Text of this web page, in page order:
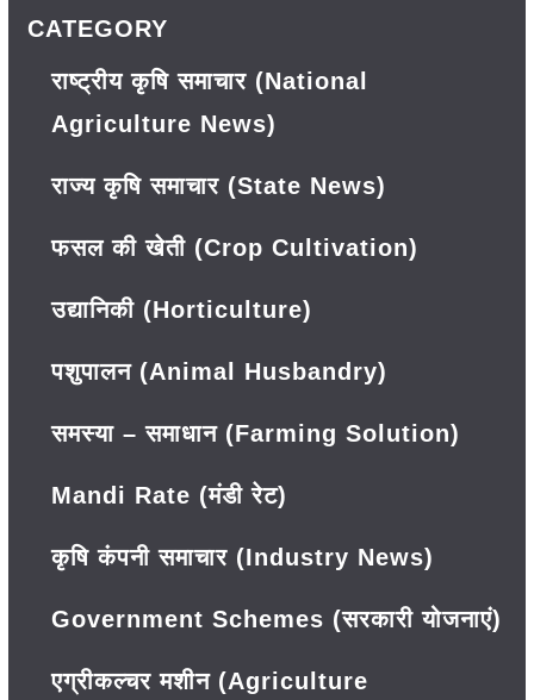
CATEGORY
राष्ट्रीय कृषि समाचार (National
Agriculture News)
राज्य कृषि समाचार (State News)
फसल की खेती (Crop Cultivation)
उद्यानिकी (Horticulture)
पशुपालन (Animal Husbandry)
समस्या – समाधान (Farming Solution)
Mandi Rate (मंडी रेट)
कृषि कंपनी समाचार (Industry News)
Government Schemes (सरकारी योजनाएं)
एग्रीकल्चर मशीन (Agriculture